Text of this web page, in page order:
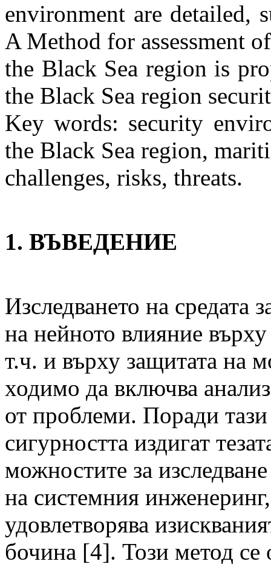
environment are detailed,
A Method for assessment
the Black Sea region is
the Black Sea region
Key words: security
the Black Sea region,
challenges, risks, threats.
1. ВЪВЕДЕНИЕ
Изследването на средата
на нейното влияние
т.ч. и върху защитата на
ходимо да включва
от проблеми. Поради
сигурността издигат
можностите за
на системния
удовлетворява
бочина [4]. Този метод се